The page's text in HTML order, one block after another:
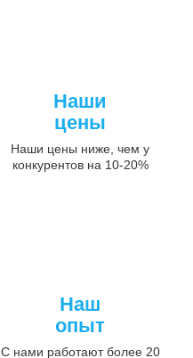
Наши
цены
Наши цены ниже, чем у
конкурентов на 10-20%
Наш
опыт
С нами работают более 20